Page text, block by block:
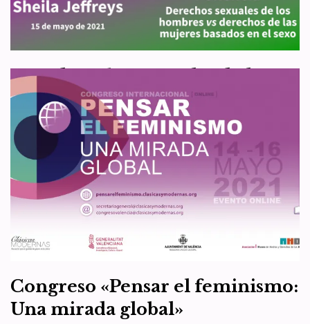
organizaciones LGB, pero no solo, de Reino Unido ha decidido
crear un día para “salir…
Leer más »
«Los derechos sexuales de los
hombres versus los derechos de
las mujeres basados en el sexo»,
conferencia de Sheila Jeffreys
WHRC España 3 de junio de 2021 ,Recursos, Vídeos
Sheila Jeffreys fue una de las ponentes del Congreso Internacional
«Pensar el feminismo: Una mirada global», celebrado en Valencia del
14 al 16 de mayo…Leer más »
Congreso «Pensar el feminismo:
Una mirada global»